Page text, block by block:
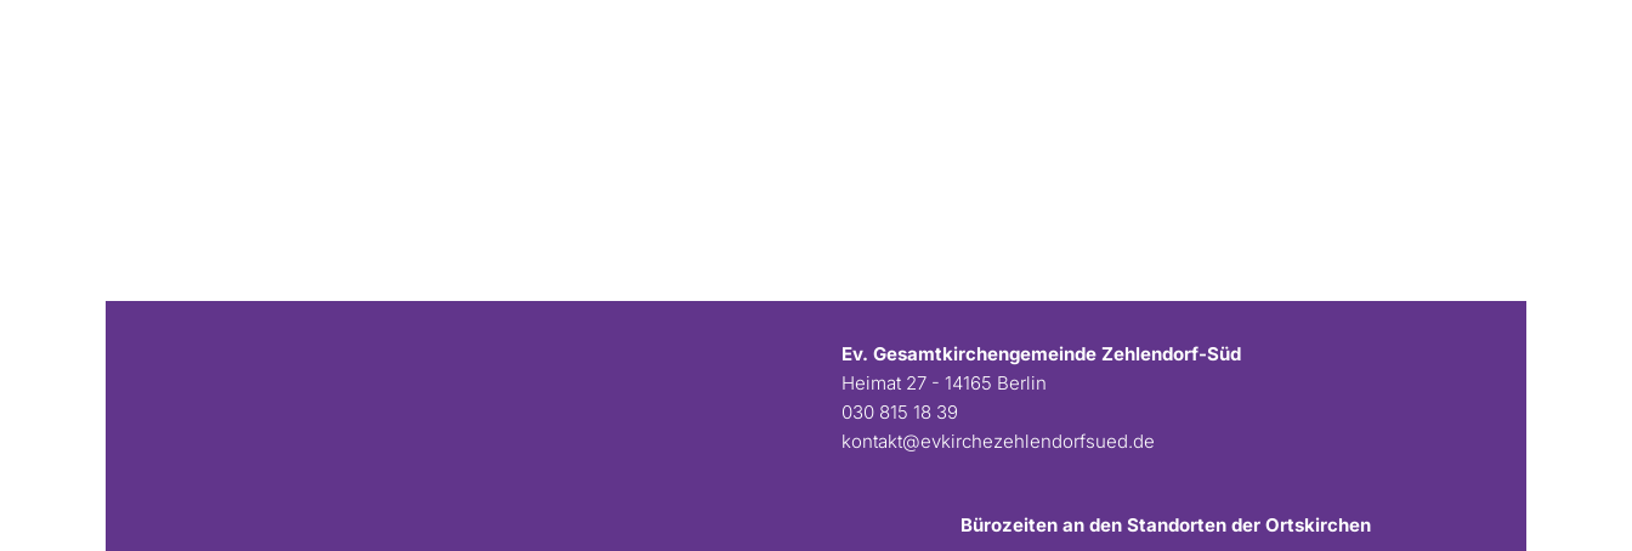
Ev. Gesamtkirchengemeinde Zehlendorf-Süd
Heimat 27 - 14165 Berlin
030 815 18 39
kontakt@evkirchezehlendorfsued.de
Bürozeiten an den Standorten der Ortskirchen